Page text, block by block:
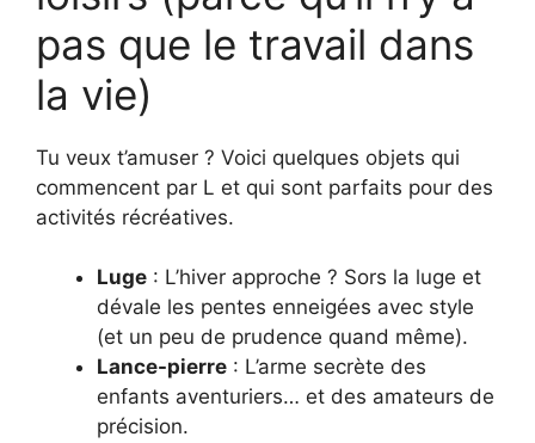
pas que le travail dans
la vie)
Tu veux t’amuser ? Voici quelques objets qui
commencent par L et qui sont parfaits pour des
activités récréatives.
Luge : L’hiver approche ? Sors la luge et
dévale les pentes enneigées avec style
(et un peu de prudence quand même).
Lance-pierre : L’arme secrète des
enfants aventuriers… et des amateurs de
précision.